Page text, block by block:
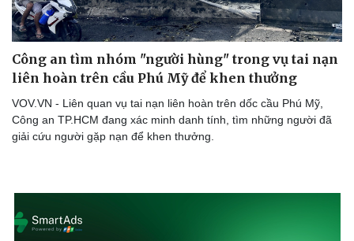
Công an tìm nhóm "người hùng" trong vụ tai nạn
liên hoàn trên cầu Phú Mỹ để khen thưởng
VOV.VN - Liên quan vụ tai nạn liên hoàn trên dốc cầu Phú Mỹ,
Công an TP.HCM đang xác minh danh tính, tìm những người đã
giải cứu người gặp nạn để khen thưởng.